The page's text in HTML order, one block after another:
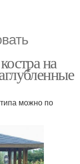
на
можно по